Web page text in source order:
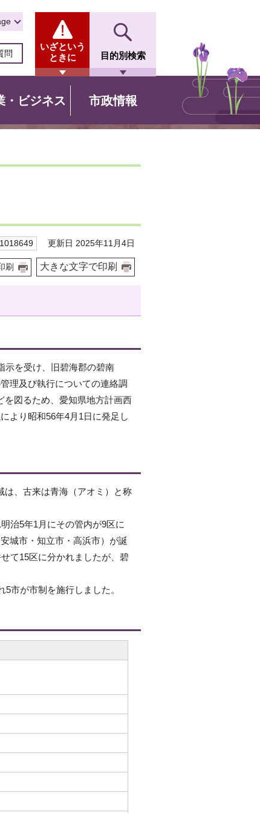
問
いざという
ときに
目的別検索
・ビジネス 市政情報
更新日 2025年11月4日
刷 大きな文字で印刷
示を受け、旧碧海郡の碧南
理及び執行についての連絡調
を図るため、愛知県地方計画西
より昭和56年4月1日に発足し
、古来は青海（アオミ）と称
治5年1月にその管内が9区に
城市・知立市・高浜市）が誕
て15区に分かれましたが、碧
市が市制を施行しました。